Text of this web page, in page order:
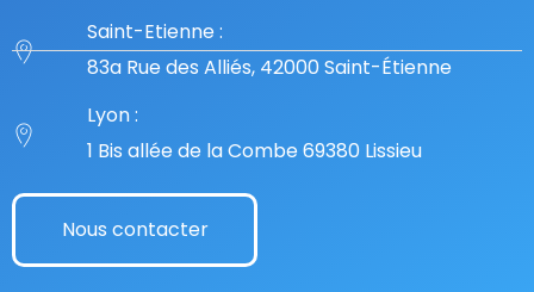
Saint-Etienne :
83a Rue des Alliés, 42000 Saint-Étienne
Lyon :
1 Bis allée de la Combe 69380 Lissieu
Nous contacter